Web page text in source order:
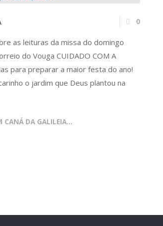
0
as leituras da missa do domingo
do Vouga CUIDADO COM A
para preparar a maior festa do ano!
o jardim que Deus plantou na
CANÁ DA GALILEIA...